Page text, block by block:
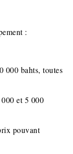
:
000 bahts, toutes
et 5 000
pouvant